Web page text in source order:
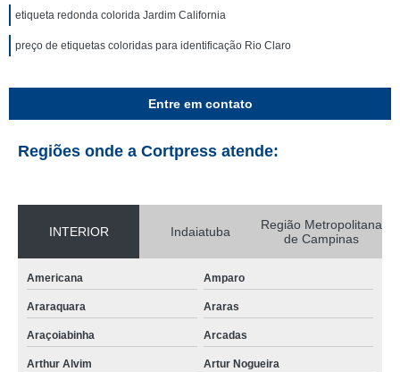
etiqueta redonda colorida Jardim California
preço de etiquetas coloridas para identificação Rio Claro
Entre em contato
Regiões onde a Cortpress atende:
INTERIOR Indaiatuba
Região Metropolitana
de Campinas
Americana Amparo
Araraquara Araras
Araçoiabinha Arcadas
Arthur Alvim Artur Nogueira